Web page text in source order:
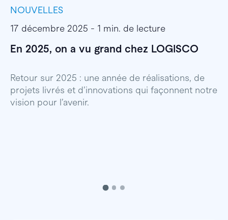
NOUVELLES
17 décembre 2025 - 1 min. de lecture
En 2025, on a vu grand chez LOGISCO
Retour sur 2025 : une année de réalisations, de
projets livrés et d’innovations qui façonnent notre
vision pour l’avenir.